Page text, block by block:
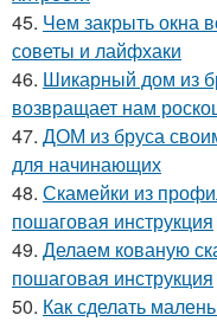
45. Чем закрыть окна
советы и лайфхаки
46. Шикарный дом из
возвращает нам
47. ДОМ из бруса
для начинающих
48. Скамейки из
пошаговая инструкция
49. Делаем кованую
пошаговая инструкция
50. Как сделать